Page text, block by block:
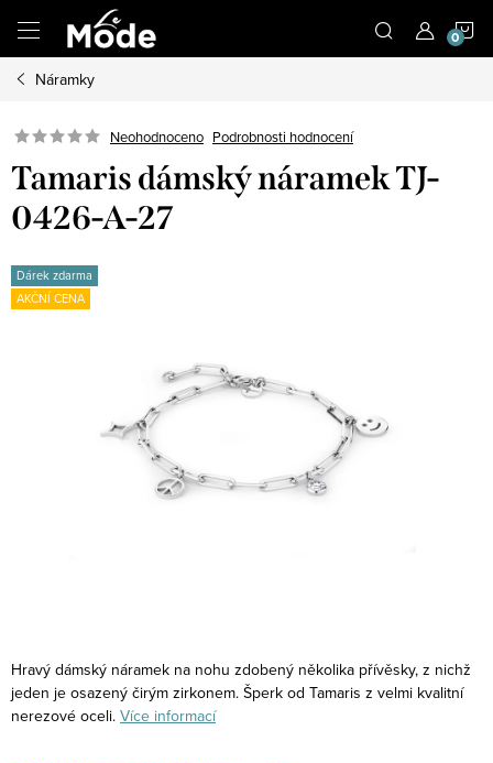
obsah
Náramky
Neohodnoceno Podrobnosti hodnocení
Tamaris dámský náramek TJ-
0426-A-27
Dárek zdarma
AKČNÍ CENA
Hravý dámský náramek na nohu zdobený několika přívěsky, z nichž
jeden je osazený čirým zirkonem. Šperk od Tamaris z velmi kvalitní
nerezové oceli. Více informací